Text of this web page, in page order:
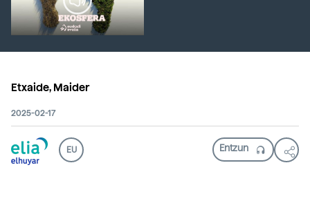
Etxaide, Maider
2025-02-17
EU